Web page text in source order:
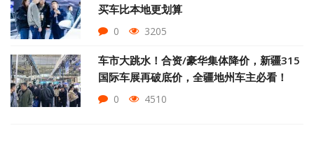
买车比本地更划算
0 3205
车市大跳水！合资/豪华集体降价，新疆315
国际车展再破底价，全疆地州车主必看！
0 4510